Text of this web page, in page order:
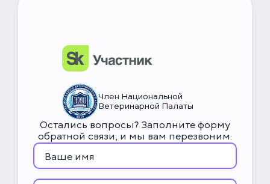
биопсия кошки, хорьки и собаки
до 10кг
Энтеротомия/полностенная
биопсия собаки 21-30кг
Энтеротомия/полностенная
биопсия собаки 31-40кг
20 000 ₽
Член Национальной
Ветеринарной Палаты
Остались вопросы? Заполните форму
обратной связи, и мы вам перезвоним: